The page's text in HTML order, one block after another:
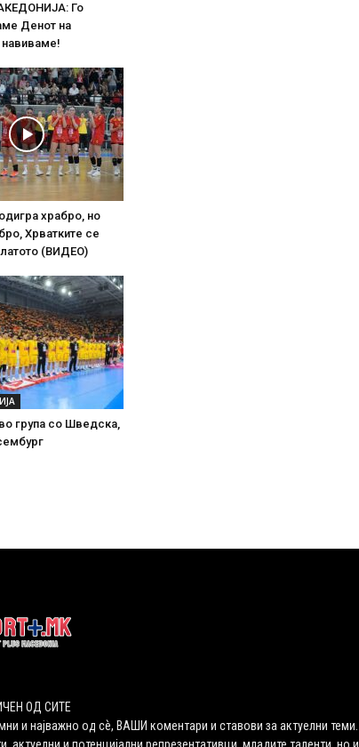
Го
Денот на
навиваме!
храбро, но
Хрватките се
(ВИДЕО)
група со Шведска,
ОД СИТЕ
и најважно од сѐ, ВАШИ коментари и ставови за актуелни теми.